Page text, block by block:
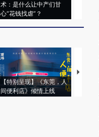
术：是什么让中产们甘
心“花钱找虐”？
【特别呈现】《东莞，人
间便利店》倾情上线
【推广
会，